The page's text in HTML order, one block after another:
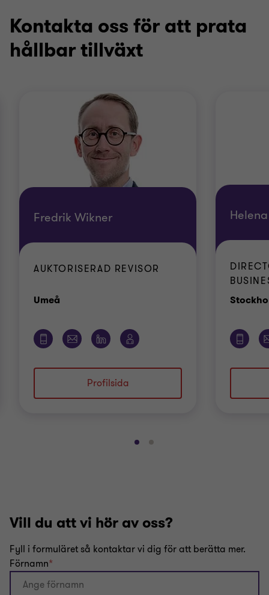
Kontakta oss för att prata
hållbar tillväxt
Fredrik Wikner
AUKTORISERAD REVISOR
Umeå
Profilsida
GåGå
Vill du att vi hör av oss?
Fyll i formuläret så kontaktar vi dig för att berätta mer.